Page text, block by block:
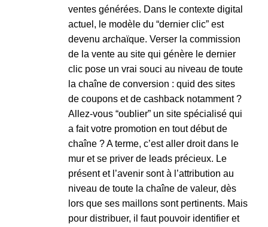
ventes générées. Dans le contexte digital
actuel, le modèle du “dernier clic” est
devenu archaïque. Verser la commission
de la vente au site qui génère le dernier
clic pose un vrai souci au niveau de toute
la chaîne de conversion : quid des sites
de coupons et de cashback notamment ?
Allez-vous “oublier” un site spécialisé qui
a fait votre promotion en tout début de
chaîne ? A terme, c’est aller droit dans le
mur et se priver de leads précieux. Le
présent et l’avenir sont à l’attribution au
niveau de toute la chaîne de valeur, dès
lors que ses maillons sont pertinents. Mais
pour distribuer, il faut pouvoir identifier et